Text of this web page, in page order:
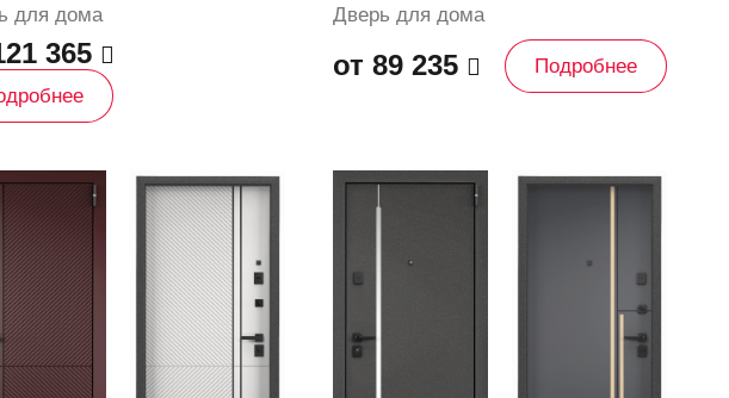
для дома
365
Дверь для дома
от 89 235 Подробнее